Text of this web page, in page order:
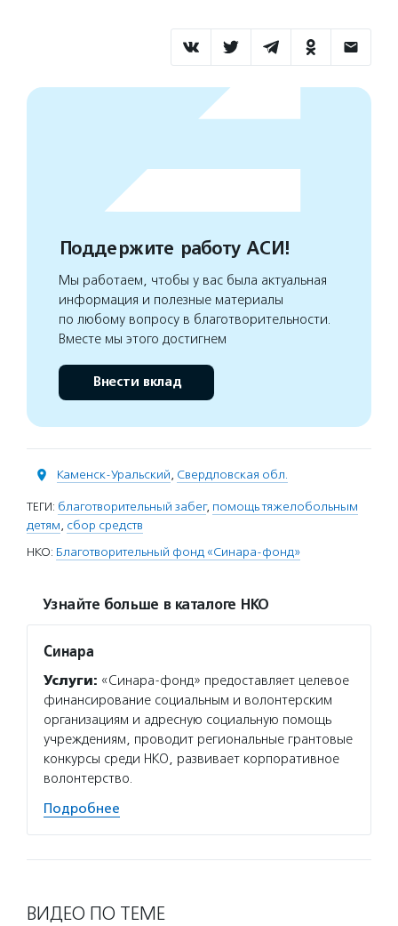
Поддержите работу АСИ!
Мы работаем, чтобы у вас была актуальная
информация и полезные материалы
по любому вопросу в благотворительности.
Вместе мы этого достигнем
Внести вклад
Каменск-Уральский, Свердловская обл.
ТЕГИ: благотворительный забег, помощь тяжелобольным
детям, сбор средств
НКО: Благотворительный фонд «Синара-фонд»
Узнайте больше в каталоге НКО
Синара
Услуги: «Синара-фонд» предоставляет целевое
финансирование социальным и волонтерским
организациям и адресную социальную помощь
учреждениям, проводит региональные грантовые
конкурсы среди НКО, развивает корпоративное
волонтерство.
Подробнее
ВИДЕО ПО ТЕМЕ